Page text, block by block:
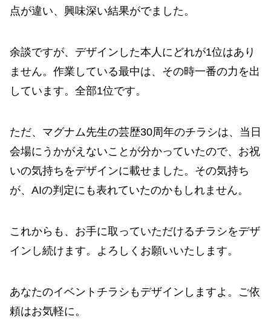
点が違い、興味深い結果がでました。
余談ですが、デザインした本人にどれが1位はあり
ません。作業している最中は、その時一番の力を出
しています。全部1位です。
ただ、マグナム先生の芸歴30周年のチラシは、当日
会場にうかがえないことが分かっていたので、お祝
いの気持ちをデザインに載せました。その気持ち
が、AIの判定にも表れていたのかもしれません。
これからも、お手に取っていただけるチラシをデザ
インし続けます。よろしくお願いいたします。
あなたのイベントチラシもデザインしますよ。ご依
頼はお気軽に。